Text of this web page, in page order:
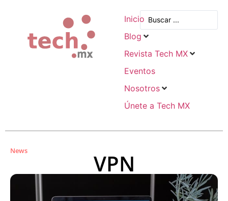
Inicio
Blog
Revista Tech MX
Eventos
Nosotros
Únete a Tech MX
News VPN